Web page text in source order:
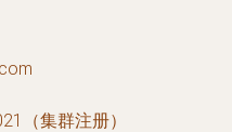
（集群注册）